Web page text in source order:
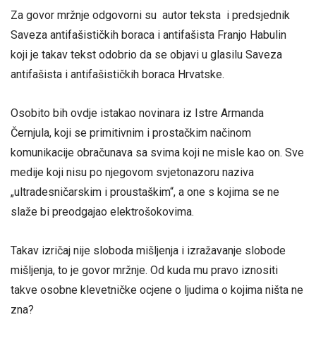
Za govor mržnje odgovorni su autor teksta i predsjednik
Saveza antifašističkih boraca i antifašista Franjo Habulin
koji je takav tekst odobrio da se objavi u glasilu Saveza
antifašista i antifašističkih boraca Hrvatske.
Osobito bih ovdje istakao novinara iz Istre Armanda
Černjula, koji se primitivnim i prostačkim načinom
komunikacije obračunava sa svima koji ne misle kao on. Sve
medije koji nisu po njegovom svjetonazoru naziva
„ultradesničarskim i proustaškim“, a one s kojima se ne
slaže bi preodgajao elektrošokovima.
Takav izričaj nije sloboda mišljenja i izražavanje slobode
mišljenja, to je govor mržnje. Od kuda mu pravo iznositi
takve osobne klevetničke ocjene o ljudima o kojima ništa ne
zna?